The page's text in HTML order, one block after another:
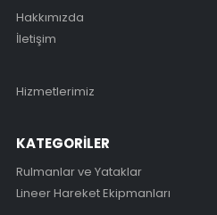
Hakkımızda
İletişim
Hizmetlerimiz
KATEGORİLER
Rulmanlar ve Yataklar
Lineer Hareket Ekipmanları